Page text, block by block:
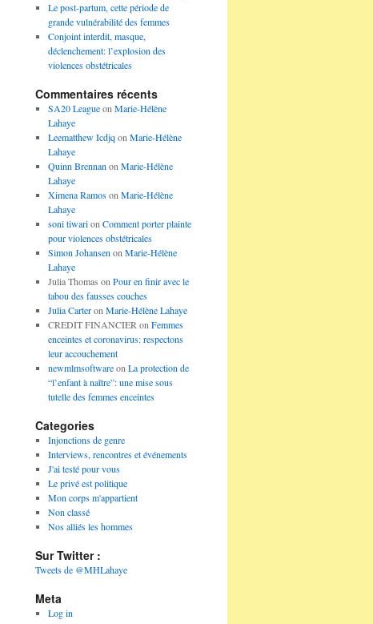
Le post-partum, cette période de
grande vulnérabilité des femmes
Conjoint interdit, masque,
déclenchement: l’explosion des
violences obstétricales
Commentaires récents
SA20 Leagueon Marie-Hélène
Lahaye
Leematthew Icdjq on Marie-Hélène
Lahaye
Quinn Brennan on Marie-Hélène
Lahaye
Ximena Ramoson Marie-Hélène
Lahaye
soni tiwarion Comment porter plainte
pour violences obstétricales
Simon Johansen on Marie-Hélène
Lahaye
Julia Thomas on Pour en finir avec le
tabou des fausses couches
Julia Carteron Marie-Hélène Lahaye
CREDIT FINANCIER on Femmes
enceintes et coronavirus: respectons
leur accouchement
newmlmsoftwareon La protection de
“l’enfant à naître”: une mise sous
tutelle des femmes enceintes
Categories
Injonctions de genre
Interviews, rencontres et événements
J'ai testé pour vous
Le privé est politique
Mon corps m'appartient
Non classé
Nos alliés les hommes
Sur Twitter :
Tweets de @MHLahaye
Meta
Log in